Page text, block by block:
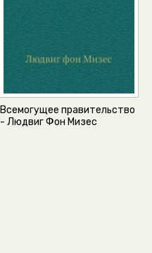
Всемогущее правительство
- Людвиг Фон Мизес